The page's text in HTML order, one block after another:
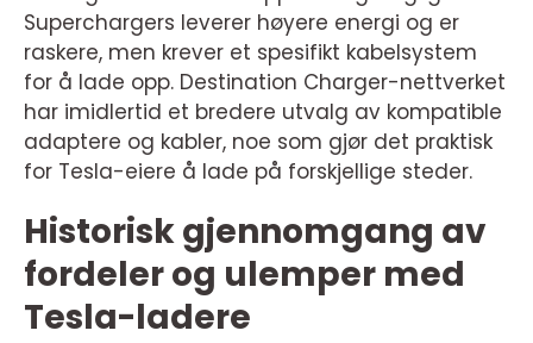
Superchargers leverer høyere energi og er
raskere, men krever et spesifikt kabelsystem
for å lade opp. Destination Charger-nettverket
har imidlertid et bredere utvalg av kompatible
adaptere og kabler, noe som gjør det praktisk
for Tesla-eiere å lade på forskjellige steder.
Historisk gjennomgang av
fordeler og ulemper med
Tesla-ladere